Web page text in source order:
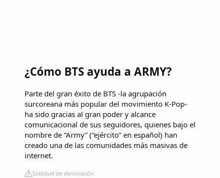
¿Cómo BTS ayuda a ARMY?
Parte del gran éxito de BTS -la agrupación
surcoreana más popular del movimiento K-Pop-
ha sido gracias al gran poder y alcance
comunicacional de sus seguidores, quienes bajo el
nombre de “Army” (“ejército” en español) han
creado una de las comunidades más masivas de
internet.
Solicitud de eliminación